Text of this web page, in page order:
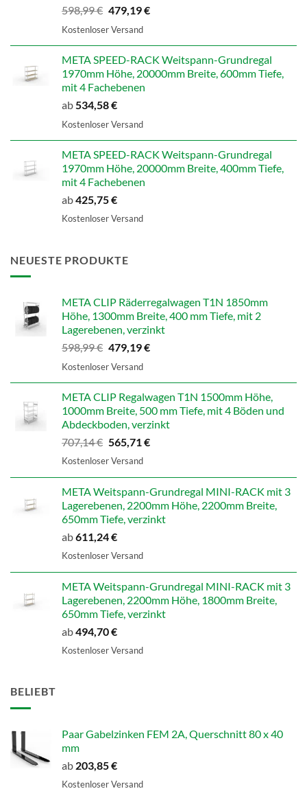
598,99€ Ursprünglicher
Preis
479,19€Aktueller
Kostenloser Versand
META SPEED-RACK Weitspann-Grundregal
1970mm Höhe, 20000mm Breite, 600mm Tiefe,
mit 4 Fachebenen
ab534,58€
Kostenloser Versand
META SPEED-RACK Weitspann-Grundregal
1970mm Höhe, 20000mm Breite, 400mm Tiefe,
mit 4 Fachebenen
ab425,75€
Kostenloser Versand
NEUESTE PRODUKTE
META CLIP Räderregalwagen T1N 1850mm
Höhe, 1300mm Breite, 400 mm Tiefe, mit 2
Lagerebenen, verzinkt
598,99€ Ursprünglicher
Preis
479,19€Aktueller
Kostenloser Versand
META CLIP Regalwagen T1N 1500mm Höhe,
1000mm Breite, 500 mm Tiefe, mit 4 Böden und
Abdeckboden, verzinkt
707,14€ Ursprünglicher
Preis
565,71€Aktueller
Kostenloser Versand
META Weitspann-Grundregal MINI-RACK mit 3
Lagerebenen, 2200mm Höhe, 2200mm Breite,
650mm Tiefe, verzinkt
ab611,24€
Kostenloser Versand
META Weitspann-Grundregal MINI-RACK mit 3
Lagerebenen, 2200mm Höhe, 1800mm Breite,
650mm Tiefe, verzinkt
ab494,70€
Kostenloser Versand
BELIEBT
Paar Gabelzinken FEM 2A, Querschnitt 80 x 40
mm
ab 203,85€
Kostenloser Versand